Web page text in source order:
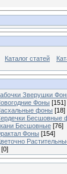
Каталог статей
Зверушки
Фоны [151]
фоны [18]
Бесшовные
Бесшовные [76]
Фоны [154]
[0]